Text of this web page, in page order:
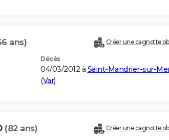
ans) Créer une cagnotte
Décès
04/03/2012 à Saint-Mandrier-sur-
(Var)
(82 ans) Créer une cagnotte